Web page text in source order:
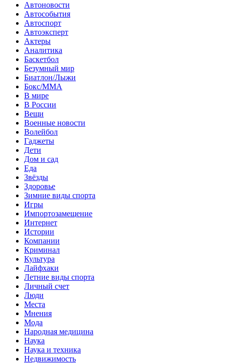
Автоновости
Автособытия
Автоспорт
Автоэксперт
Актеры
Аналитика
Баскетбол
Безумный мир
Биатлон/Лыжи
Бокс/MMA
В мире
В России
Вещи
Военные новости
Волейбол
Гаджеты
Дети
Дом и сад
Еда
Звёзды
Здоровье
Зимние виды спорта
Игры
Импортозамещение
Интернет
Истории
Компании
Криминал
Культура
Лайфхаки
Летние виды спорта
Личный счет
Люди
Места
Мнения
Мода
Народная медицина
Наука
Наука и техника
Недвижимость